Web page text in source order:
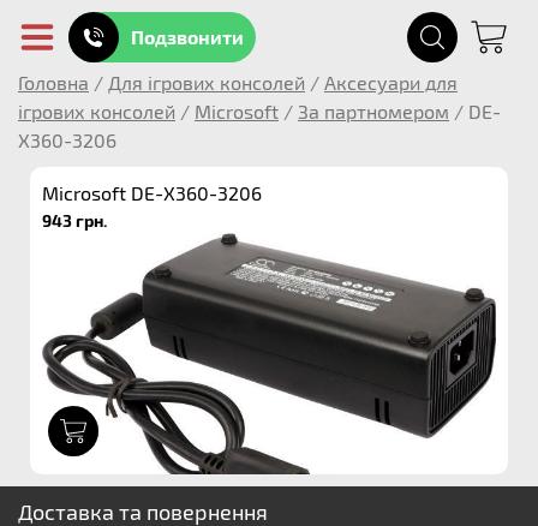
Подзвонити
Головна / Для ігрових консолей / Аксесуари для
ігрових консолей / Microsoft / За партномером / DE-
X360-3206
Microsoft DE-X360-3206
943 грн.
Доставка та повернення